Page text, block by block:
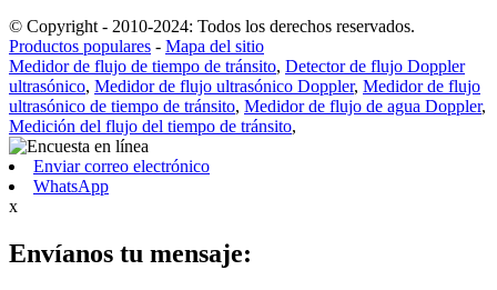
© Copyright - 2010-2024: Todos los derechos reservados.
Productos populares - Mapa del sitio
Medidor de flujo de tiempo de tránsito, Detector de flujo Doppler
ultrasónico, Medidor de flujo ultrasónico Doppler, Medidor de flujo
ultrasónico de tiempo de tránsito, Medidor de flujo de agua Doppler,
Medición del flujo del tiempo de tránsito,
Enviar correo electrónico
WhatsApp
x
Envíanos tu mensaje: